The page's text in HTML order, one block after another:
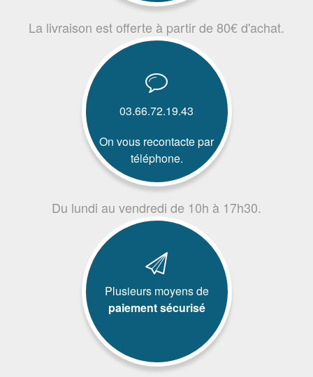
La livraison est offerte à partir de 80€ d'achat.
03.66.72.19.43
On vous recontacte par
téléphone.
Du lundi au vendredi de 10h à 17h30.
Plusieurs moyens de
paiement sécurisé